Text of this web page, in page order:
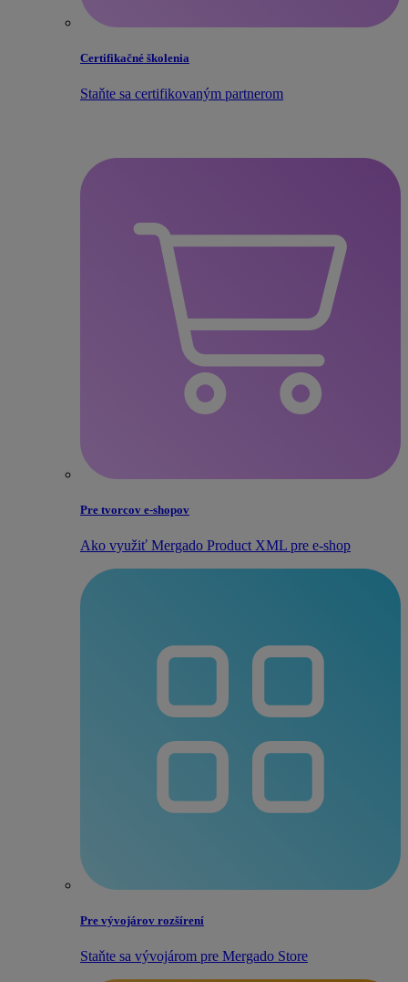
Certifikačné školenia
Staňte sa certifikovaným partnerom
Pre tvorcov e‑shopov
Ako využiť Mergado Product XML pre e‑shop
Pre vývojárov rozšírení
Staňte sa vývojárom pre Mergado Store